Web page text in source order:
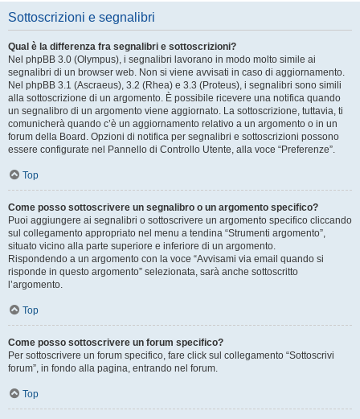
Sottoscrizioni e segnalibri
Qual è la differenza fra segnalibri e sottoscrizioni?
Nel phpBB 3.0 (Olympus), i segnalibri lavorano in modo molto simile ai
segnalibri di un browser web. Non si viene avvisati in caso di aggiornamento.
Nel phpBB 3.1 (Ascraeus), 3.2 (Rhea) e 3.3 (Proteus), i segnalibri sono simili
alla sottoscrizione di un argomento. È possibile ricevere una notifica quando
un segnalibro di un argomento viene aggiornato. La sottoscrizione, tuttavia, ti
comunicherà quando c’è un aggiornamento relativo a un argomento o in un
forum della Board. Opzioni di notifica per segnalibri e sottoscrizioni possono
essere configurate nel Pannello di Controllo Utente, alla voce “Preferenze”.
Top
Come posso sottoscrivere un segnalibro o un argomento specifico?
Puoi aggiungere ai segnalibri o sottoscrivere un argomento specifico cliccando
sul collegamento appropriato nel menu a tendina “Strumenti argomento”,
situato vicino alla parte superiore e inferiore di un argomento.
Rispondendo a un argomento con la voce “Avvisami via email quando si
risponde in questo argomento” selezionata, sarà anche sottoscritto
l’argomento.
Top
Come posso sottoscrivere un forum specifico?
Per sottoscrivere un forum specifico, fare click sul collegamento “Sottoscrivi
forum”, in fondo alla pagina, entrando nel forum.
Top